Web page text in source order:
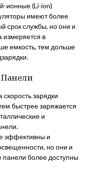
ионные (Li-ion)
имеют более
срок службы, но они и
измеряется в
емкость, тем дольше
Панели
зарядки
быстрее заряжается
и
эффективны и
но они и
панели более доступны